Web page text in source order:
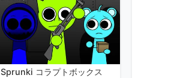
Sprunki コラプトボックス